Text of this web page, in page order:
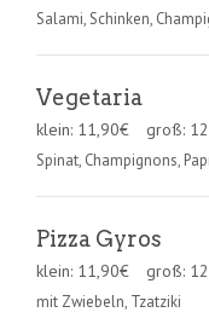
Salami, Schinken,
Vegetaria
klein: 11,90€ groß:
Spinat, Champignons,
Pizza Gyros
klein: 11,90€ groß:
mit Zwiebeln, Tzatziki